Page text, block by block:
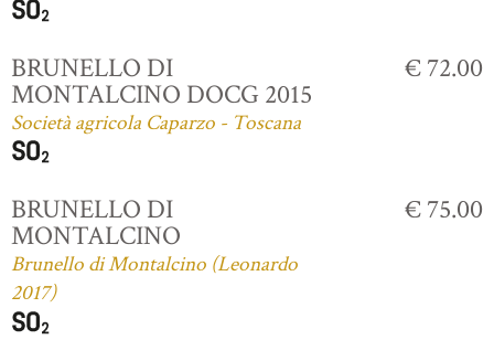
BRUNELLO DI
MONTALCINO DOCG 2015
Società agricola Caparzo - Toscana
€ 72.00
BRUNELLO DI
MONTALCINO
Brunello di Montalcino (Leonardo
2017)
€ 75.00